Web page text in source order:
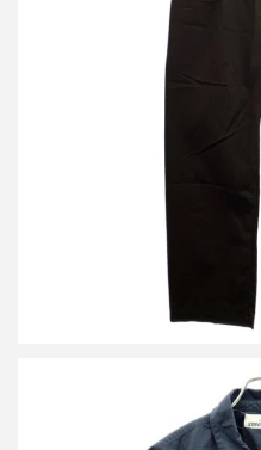
ストーンアイランド
ダイカーゴパ
買取金
詳